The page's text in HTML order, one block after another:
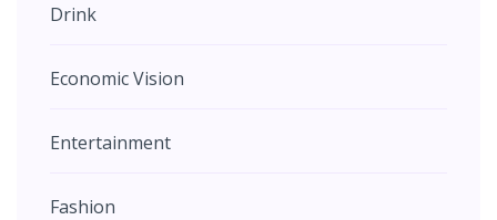
Drink
Economic Vision
Entertainment
Fashion